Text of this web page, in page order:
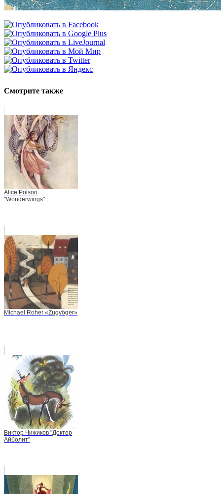
Смотрите также
Alice Polson
"Wonderwings"
Michael Roher «Zugvöger»
Виктор Чижиков "Доктор
Айболит"